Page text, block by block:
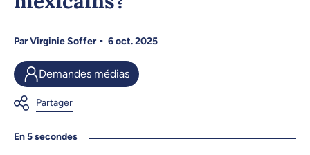
ParVirginie Soffer 6 oct. 2025
Demandes médias
En 5 secondes